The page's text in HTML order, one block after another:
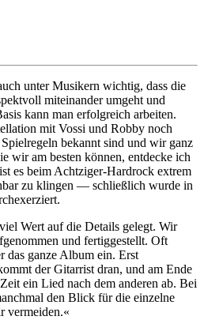
unter Musikern wichtig, dass die
miteinander umgeht und
kann man erfolgreich arbeiten.
mit Vossi und Robby noch
bekannt sind und wir ganz
wir am besten können, entdecke ich
es beim Achtziger-Hardrock extrem
zu klingen — schließlich wurde in
Wert auf die Details gelegt. Wir
und fertiggestellt. Oft
das ganze Album ein. Erst
der Gitarrist dran, und am Ende
ein Lied nach dem anderen ab. Bei
den Blick für die einzelne
vermeiden.«